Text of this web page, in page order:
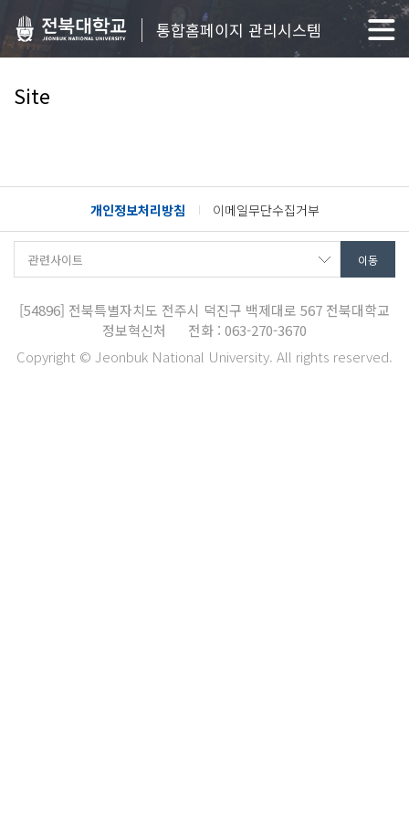
통합홈페이지 관리시스템
Site
개인정보처리방침 이메일무단수집거부
[54896] 전북특별자치도 전주시 덕진구 백제대로 567 전북대학교
정보혁신처
전화 : 063-270-3670
Copyright © Jeonbuk National University. All rights reserved.